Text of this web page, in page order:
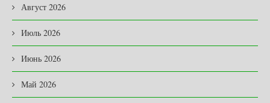
Август 2026
Июль 2026
Июнь 2026
Май 2026